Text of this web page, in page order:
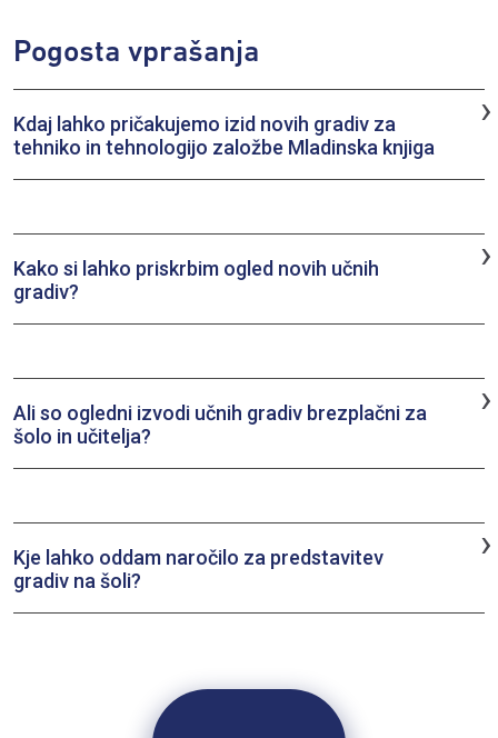
Pogosta vprašanja
Kdaj lahko pričakujemo izid novih gradiv za
tehniko in tehnologijo založbe Mladinska knjiga
›
Izid novih gradiv za tehniko in tehnologijo je odvisen od prejetih
izobraževanje. Plan oddaje v potrditev je marec 2026.
Kako si lahko priskrbim ogled novih učnih
gradiv?
›
Če želite ogledni izvod novih učnih gradiv nas kontaktirajte
strokovni svetovalec in vam ga predal.
Ali so ogledni izvodi učnih gradiv brezplačni za
šolo in učitelja?
›
Ob predstavitvi učnih gradiv, ki jo izvede naše strokovni
učnih gradiv.
Kje lahko oddam naročilo za predstavitev
gradiv na šoli?
›
Predstavitev gradiv lahko uredite tako, da pišete na